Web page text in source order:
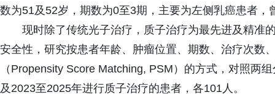
数为51及52岁，期数为0至3期，主要为左侧乳癌患者
现时除了传统光子治疗，质子治疗为最先进及精准
安全性，研究按患者年龄、肿瘤位置、期数、治疗次数
（Propensity Score Matching, PSM）的方式，对照两
及2023至2025年进行质子治疗的患者，各101人。